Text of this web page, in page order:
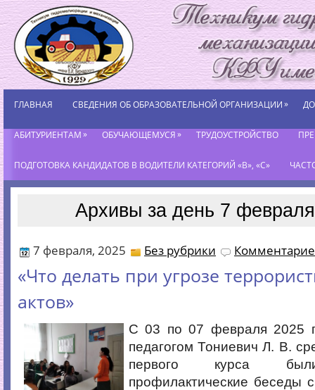
ГЛАВНАЯ СВЕДЕНИЯ ОБ ОБРАЗОВАТЕЛЬНОЙ ОРГАНИЗАЦИИ»
АБИТУРИЕНТАМ» ОБУЧАЮЩЕМУСЯ» ТРУДОУСТРОЙСТВО
ПОДГОТОВКА КАНДИДАТОВ В ВОДИТЕЛИ КАТЕГОРИЙ «В», «С»
Архивы за день 7
7 февраля, 2025 Без рубрики
«Что делать при угрозе
актов»
С 03 по 07 февраля 2025
педагогом Тониевич Л. В.
первого курса
профилактические беседы